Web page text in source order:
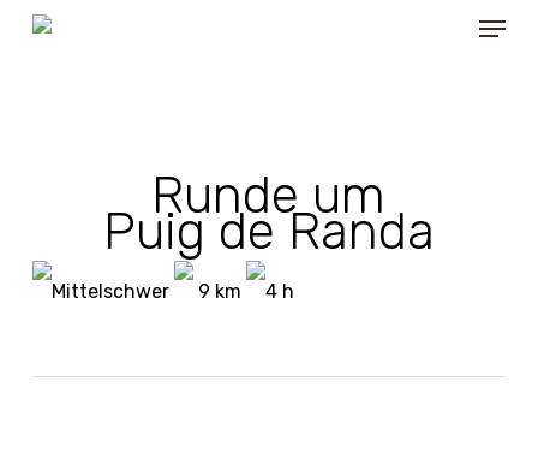
Skip
Menu
Runde um
Puig de Randa
Mittelschwer 9 km 4 h